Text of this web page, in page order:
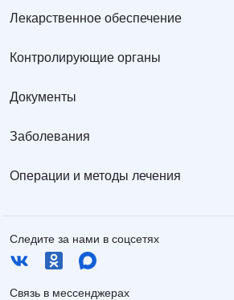
Лекарственное обеспечение
Контролирующие органы
Документы
Заболевания
Операции и методы лечения
Следите за нами в соцсетях
Связь в мессенджерах